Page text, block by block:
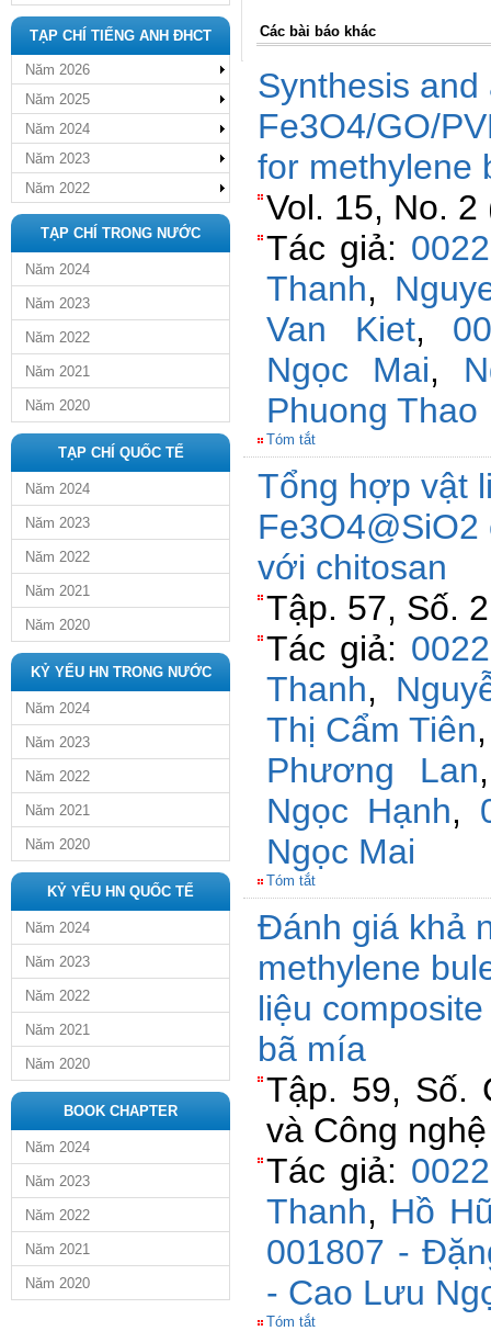
TẠP CHÍ TIẾNG ANH ĐHCT
Năm 2026
Năm 2025
Năm 2024
Năm 2023
Năm 2022
TẠP CHÍ TRONG NƯỚC
Năm 2024
Năm 2023
Năm 2022
Năm 2021
Năm 2020
TẠP CHÍ QUỐC TẾ
Năm 2024
Năm 2023
Năm 2022
Năm 2021
Năm 2020
KỶ YẾU HN TRONG NƯỚC
Năm 2024
Năm 2023
Năm 2022
Năm 2021
Năm 2020
KỶ YẾU HN QUỐC TẾ
Năm 2024
Năm 2023
Năm 2022
Năm 2021
Năm 2020
BOOK CHAPTER
Năm 2024
Năm 2023
Năm 2022
Năm 2021
Năm 2020
Các bài báo khác
Synthesis
Fe3O4/GO/
for methylene
Vol. 15, No.
Tác giả:
Thanh,
Van Kiet,
Ngọc Mai,
Phuong Thao
Tóm tắt
Tổng hợp vật
với chitosan
Tập. 57, Số.
Tác giả:
Thanh,
Thị Cẩm Tiên
Phương Lan
Ngọc Hạnh,
Ngọc Mai
Tóm tắt
Đánh giá khả
methylene
liệu
bã mía
Tập. 59, Số.
và Công
Tác giả:
Thanh, Hồ
001807 -
- Cao Lưu
Tóm tắt